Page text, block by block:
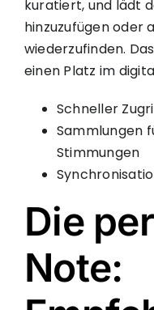
kuratiert, und lädt
hinzuzufügen oder
wiederzufinden.
einen Platz im
Schneller
Sammlungen
Stimmungen
Die
Note: